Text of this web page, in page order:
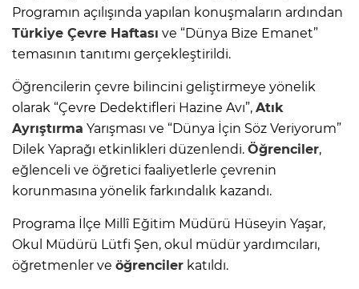
Programın açılışında yapılan konuşmaların ardından
Türkiye Çevre Haftası ve “Dünya Bize Emanet”
temasının tanıtımı gerçekleştirildi.
Öğrencilerin çevre bilincini geliştirmeye yönelik
olarak “Çevre Dedektifleri Hazine Avı”, Atık
Ayrıştırma Yarışması ve “Dünya İçin Söz Veriyorum”
Dilek Yaprağı etkinlikleri düzenlendi. Öğrenciler,
eğlenceli ve öğretici faaliyetlerle çevrenin
korunmasına yönelik farkındalık kazandı.
Programa İlçe Millî Eğitim Müdürü Hüseyin Yaşar,
Okul Müdürü Lütfi Şen, okul müdür yardımcıları,
öğretmenler ve öğrenciler katıldı.